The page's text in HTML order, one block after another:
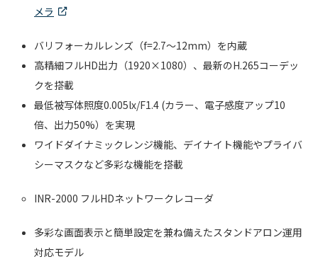
メラ
バリフォーカルレンズ（f=2.7～12mm）を内蔵
高精細フルHD出力（1920×1080）、最新のH.265コーデッ
クを搭載
最低被写体照度0.005lx/F1.4 (カラー、電子感度アップ10
倍、出力50%）を実現
ワイドダイナミックレンジ機能、デイナイト機能やプライバ
シーマスクなど多彩な機能を搭載
INR-2000 フルHDネットワークレコーダ
多彩な画面表示と簡単設定を兼ね備えたスタンドアロン運用
対応モデル